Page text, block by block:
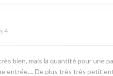
4
bien, mais la quantité pour une
entrée.... De plus très très petit